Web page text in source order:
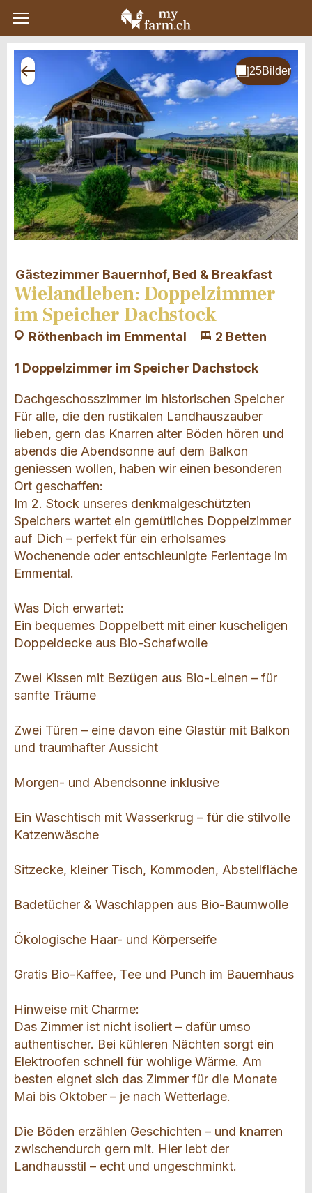
Gästezimmer Bauernhof, Bed & Breakfast
Wielandleben: Doppelzimmer
im Speicher Dachstock
Röthenbach im Emmental 2 Betten
1 Doppelzimmer im Speicher Dachstock
Dachgeschosszimmer im historischen Speicher
Für alle, die den rustikalen Landhauszauber
lieben, gern das Knarren alter Böden hören und
abends die Abendsonne auf dem Balkon
geniessen wollen, haben wir einen besonderen
Ort geschaffen:
Im 2. Stock unseres denkmalgeschützten
Speichers wartet ein gemütliches Doppelzimmer
auf Dich – perfekt für ein erholsames
Wochenende oder entschleunigte Ferientage im
Emmental.
Was Dich erwartet:
Ein bequemes Doppelbett mit einer kuscheligen
Doppeldecke aus Bio-Schafwolle
Zwei Kissen mit Bezügen aus Bio-Leinen – für
sanfte Träume
Zwei Türen – eine davon eine Glastür mit Balkon
und traumhafter Aussicht
Morgen- und Abendsonne inklusive
Ein Waschtisch mit Wasserkrug – für die stilvolle
Katzenwäsche
Sitzecke, kleiner Tisch, Kommoden, Abstellfläche
Badetücher & Waschlappen aus Bio-Baumwolle
Ökologische Haar- und Körperseife
Gratis Bio-Kaffee, Tee und Punch im Bauernhaus
Hinweise mit Charme:
Das Zimmer ist nicht isoliert – dafür umso
authentischer. Bei kühleren Nächten sorgt ein
Elektroofen schnell für wohlige Wärme. Am
besten eignet sich das Zimmer für die Monate
Mai bis Oktober – je nach Wetterlage.
Die Böden erzählen Geschichten – und knarren
zwischendurch gern mit. Hier lebt der
Landhausstil – echt und ungeschminkt.